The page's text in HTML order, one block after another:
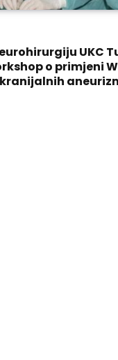
UKC
o primjeni